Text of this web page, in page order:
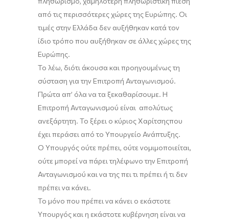
από τις περισσότερες χώρες της Ευρώπης. Οι
τιμές στην Ελλάδα δεν αυξήθηκαν κατά τον
ίδιο τρόπο που αυξήθηκαν σε άλλες χώρες της
Ευρώπης.
Το λέω, διότι άκουσα και προηγουμένως τη
σύσταση για την Επιτροπή Ανταγωνισμού.
Πρώτα απ’ όλα να τα ξεκαθαρίσουμε. Η
Επιτροπή Ανταγωνισμού είναι απολύτως
ανεξάρτητη. Το ξέρει ο κύριοςΧαρίτσηςπου
έχει περάσει από το Υπουργείο Ανάπτυξης.
Ο Υπουργός ούτε πρέπει, ούτε νομιμοποιείται,
ούτε μπορεί να πάρει τηλέφωνο την Επιτροπή
Ανταγωνισμού και να της πει τι πρέπει ή τι δεν
πρέπει να κάνει.
Το μόνο που πρέπει να κάνει ο εκάστοτε
Υπουργός και η εκάστοτε κυβέρνηση είναι να